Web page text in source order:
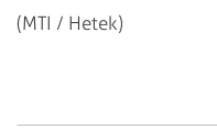
(MTI / Hetek)